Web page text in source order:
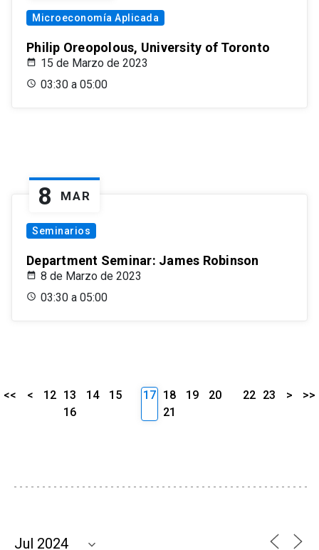
Microeconomía Aplicada
Philip Oreopolous, University of Toronto
15 de Marzo de 2023
03:30 a 05:00
8 MAR
Seminarios
Department Seminar: James Robinson
8 de Marzo de 2023
03:30 a 05:00
<< < 12 13 14
15
16
17 18 19
20
21
22 23 > >>